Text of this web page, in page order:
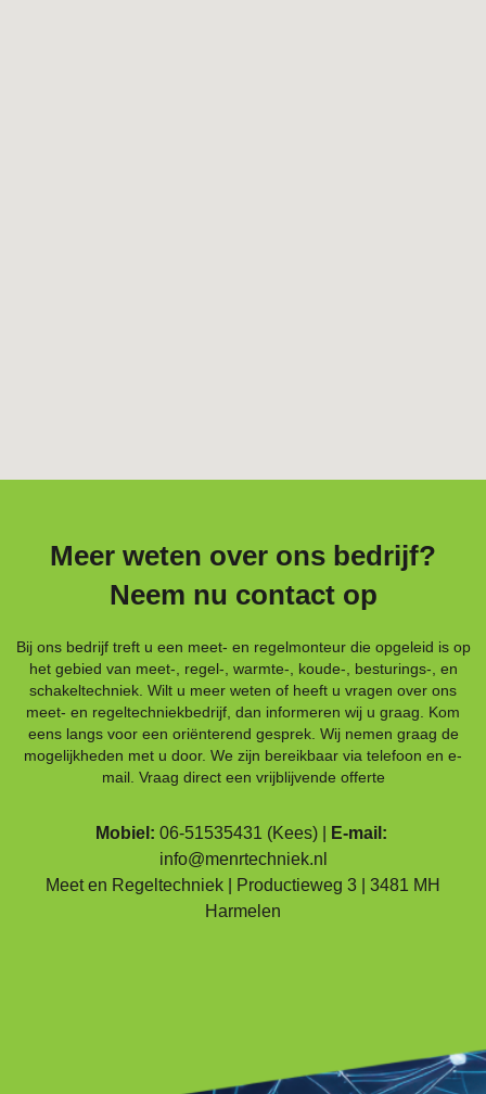
Meer weten over ons bedrijf?
Neem nu contact op
Bij ons bedrijf treft u een meet- en regelmonteur die opgeleid is op
het gebied van meet-, regel-, warmte-, koude-, besturings-, en
schakeltechniek. Wilt u meer weten of heeft u vragen over ons
meet- en regeltechniekbedrijf, dan informeren wij u graag. Kom
eens langs voor een oriënterend gesprek. Wij nemen graag de
mogelijkheden met u door. We zijn bereikbaar via telefoon en e-
mail. Vraag direct een vrijblijvende offerte
Mobiel: 06-51535431 (Kees) |
E-mail:
info@menrtechniek.nl
Meet en Regeltechniek | Productieweg 3 | 3481 MH
Harmelen